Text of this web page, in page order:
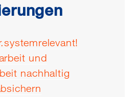
und
nachhaltig